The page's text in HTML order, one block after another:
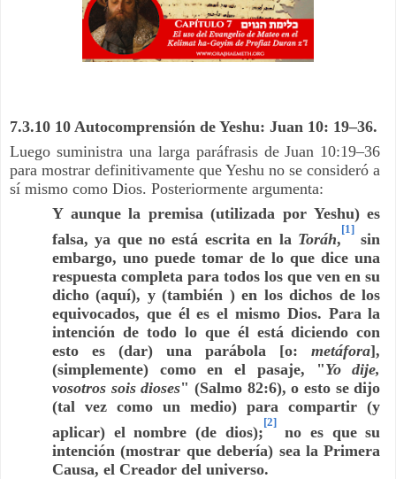
7.3.10 10 Autocomprensión de Yeshu: Juan 10: 19–36.
Luego suministra una larga paráfrasis de Juan 10:19–36
para mostrar definitivamente que Yeshu no se consideró a
sí mismo como Dios. Posteriormente argumenta:
Y aunque la premisa (utilizada por Yeshu) es
falsa, ya que no está escrita en la Toráh,
[1]
sin
embargo, uno puede tomar de lo que dice una
respuesta completa para todos los que ven en su
dicho (aquí), y (también ) en los dichos de los
equivocados, que él es el mismo Dios. Para la
intención de todo lo que él está diciendo con
esto es (dar) una parábola [o:metáfora],
(simplemente) como en el pasaje, "Yo dije,
vosotros sois dioses" (Salmo 82:6), o esto se dijo
(tal vez como un medio) para compartir (y
aplicar) el nombre (de dios);
[2]
no es que su
intención (mostrar que debería) sea la Primera
Causa, el Creador del universo.